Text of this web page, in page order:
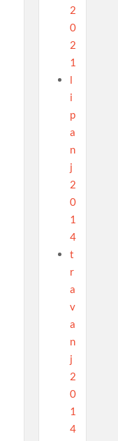
2
0
2
1
l
i
p
a
n
j
2
0
1
4
t
r
a
v
a
n
j
2
0
1
4